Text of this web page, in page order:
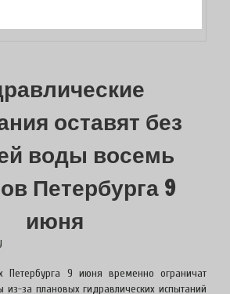
оставят без
воды восемь
Петербурга 9
июня
Петербурга 9 июня временно ограничат
за плановых гидравлических испытаний